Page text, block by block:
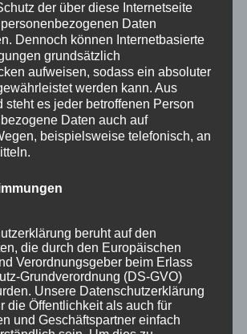
der über diese Internetseite
Daten
Dennoch können Internetbasierte
grundsätzlich
aufweisen, sodass ein absoluter
werden kann. Aus
steht es jeder betroffenen Person
Daten auch auf
beispielsweise telefonisch, an
beruht auf den
die durch den Europäischen
Verordnungsgeber beim Erlass
Grundverordnung (DS-GVO)
Unsere Datenschutzerklärung
die Öffentlichkeit als auch für
und Geschäftspartner einfach